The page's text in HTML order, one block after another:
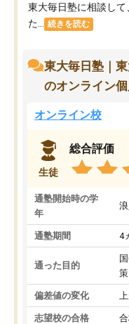
東大毎日塾に相談し
た...
続きを読む
東大毎日塾｜
のオンライン
オンライン校
生徒
総合評価
通塾開始時の学
年
通塾期間 4
通った目的
策
偏差値の変化
志望校の合格